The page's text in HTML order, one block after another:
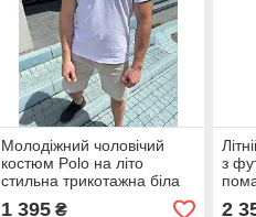
Молодіжний чоловічий
костюм Polo на літо
стильна трикотажна біла
футболка поло та бежеві
1 395₴
з
2